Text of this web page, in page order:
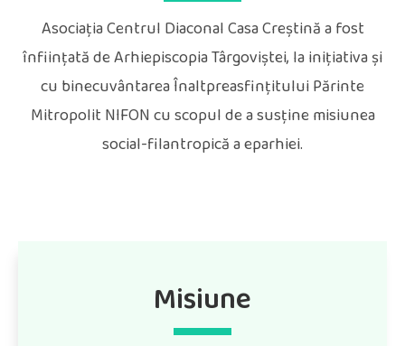
Asociația Centrul Diaconal Casa Creștină a fost
înființată de Arhiepiscopia Târgoviștei, la inițiativa și
cu binecuvântarea Înaltpreasfințitului Părinte
Mitropolit NIFON cu scopul de a susține misiunea
social-filantropică a eparhiei.
Misiune